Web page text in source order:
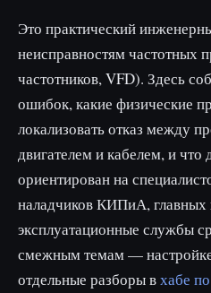
Это практический
неисправностям частотных
частотников, VFD). Здесь
ошибок, какие физические
локализовать отказ между
двигателем и кабелем, и что
ориентирован на
наладчиков КИПиА,
эксплуатационные службы
смежным темам —
отдельные разборы вхабе